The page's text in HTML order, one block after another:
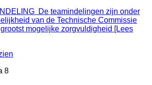
De teamindelingen zijn onder
van de Technische Commissie
mogelijke zorgvuldigheid [Lees
8